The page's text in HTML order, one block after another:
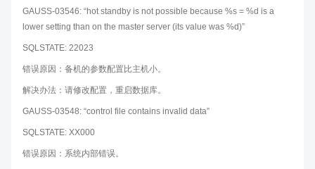
GAUSS-03546: “hot standby is not possible because %s = %d is a
lower setting than on the master server (its value was %d)”
SQLSTATE: 22023
错误原因：备机的参数配置比主机小。
解决办法：请修改配置，重启数据库。
GAUSS-03548: “control file contains invalid data”
SQLSTATE: XX000
错误原因：系统内部错误。